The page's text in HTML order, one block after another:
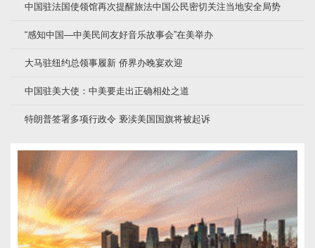
中国驻法国使领馆再次提醒旅法中国公民密切关注当地安全局势
“感知中国—中美民间友好音乐故事会”在美举办
大马驻纽约总领事履新 侨界办晚宴欢迎
中国驻美大使：中美要走出正确相处之道
特朗普签署多项行政令 亵渎美国国旗将被起诉